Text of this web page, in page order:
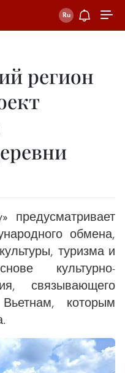
регион
предусматривает
обмена,
туризма и
культурно-
связывающего
которым